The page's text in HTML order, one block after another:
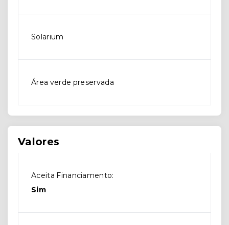
Solarium
Área verde preservada
Valores
Aceita Financiamento:
Sim